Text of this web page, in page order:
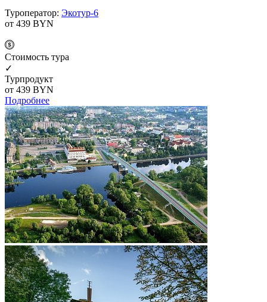
Туроператор: Экотур-6
от 439 BYN
Cтоимость тура
✓
Турпродукт
от 439 BYN
Подробнее